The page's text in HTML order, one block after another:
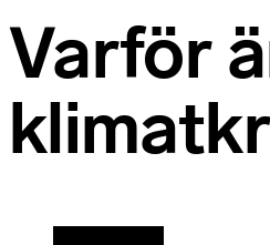
Varför